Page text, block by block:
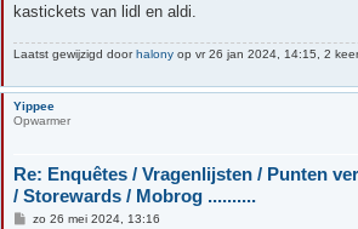
t
kastickets van lidl en aldi.
Laatst gewijzigd doorhalony op vr 26 jan 2024, 14:15, 2
Yippee
Opwarmer
Re: Enquêtes / Vragenlijsten / Punten
/ Storewards / Mobrog ..........
Bzo 26 mei 2024, 13:16